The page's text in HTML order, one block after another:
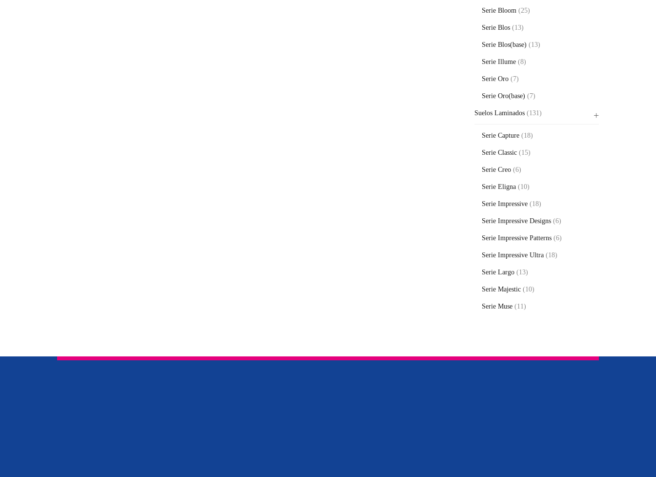
Serie Bloom (25)
Serie Blos (13)
Serie Blos(base) (13)
Serie Illume (8)
Serie Oro (7)
Serie Oro(base) (7)
Suelos Laminados (131)
Serie Capture (18)
Serie Classic (15)
Serie Creo (6)
Serie Eligna (10)
Serie Impressive (18)
Serie Impressive Designs (6)
Serie Impressive Patterns (6)
Serie Impressive Ultra (18)
Serie Largo (13)
Serie Majestic (10)
Serie Muse (11)